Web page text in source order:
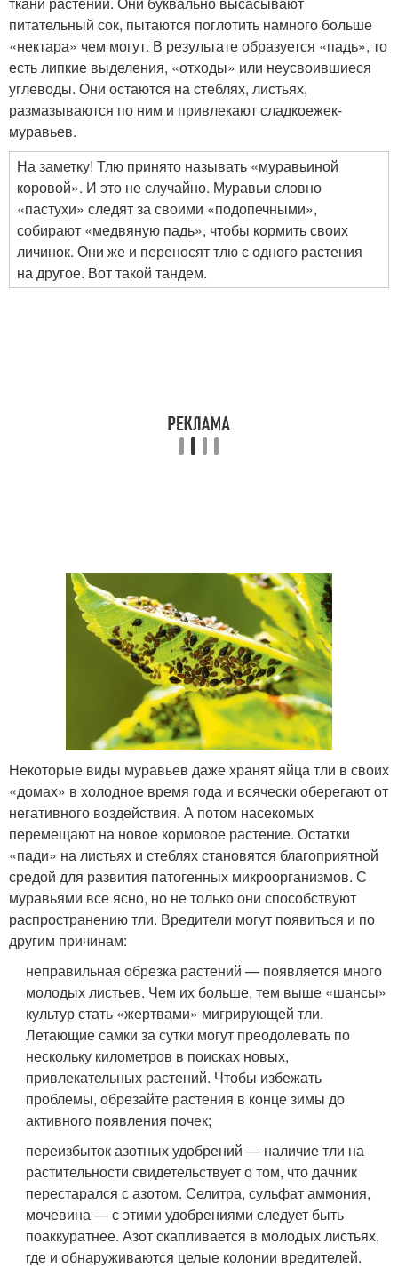
питательный сок, пытаются поглотить намного больше
«нектара» чем могут. В результате образуется «падь», то
есть липкие выделения, «отходы» или неусвоившиеся
углеводы. Они остаются на стеблях, листьях,
размазываются по ним и привлекают сладкоежек-
муравьев.
На заметку! Тлю принято называть «муравьиной
коровой». И это не случайно. Муравьи словно
«пастухи» следят за своими «подопечными»,
собирают «медвяную падь», чтобы кормить своих
личинок. Они же и переносят тлю с одного растения
на другое. Вот такой тандем.
Некоторые виды муравьев даже хранят яйца тли в своих
«домах» в холодное время года и всячески оберегают от
негативного воздействия. А потом насекомых
перемещают на новое кормовое растение. Остатки
«пади» на листьях и стеблях становятся благоприятной
средой для развития патогенных микроорганизмов. С
муравьями все ясно, но не только они способствуют
распространению тли. Вредители могут появиться и по
другим причинам:
неправильная обрезка растений — появляется много
молодых листьев. Чем их больше, тем выше «шансы»
культур стать «жертвами» мигрирующей тли.
Летающие самки за сутки могут преодолевать по
нескольку километров в поисках новых,
привлекательных растений. Чтобы избежать
проблемы, обрезайте растения в конце зимы до
активного появления почек;
переизбыток азотных удобрений — наличие тли на
растительности свидетельствует о том, что дачник
перестарался с азотом. Селитра, сульфат аммония,
мочевина — с этими удобрениями следует быть
поаккуратнее. Азот скапливается в молодых листьях,
где и обнаруживаются целые колонии вредителей.